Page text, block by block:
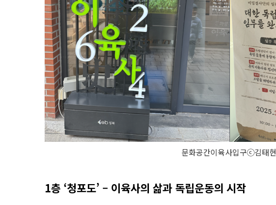
문화공간이육사입구ⓒ김태현
1층 ‘청포도’ – 이육사의 삶과 독립운동의 시작